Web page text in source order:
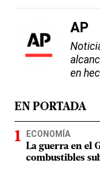
AP
en
EN PORTADA
ECONOMÍA
La guerra en el
combustibles